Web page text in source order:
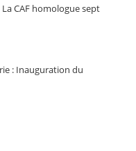
CAF homologue sept
: Inauguration du